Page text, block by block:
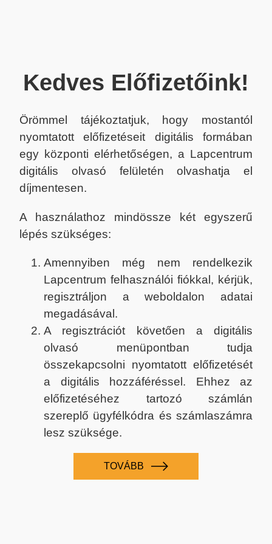
Kedves Előfizetőink!
Örömmel tájékoztatjuk, hogy mostantól
nyomtatott előfizetéseit digitális formában
egy központi elérhetőségen, a Lapcentrum
digitális olvasó felületén olvashatja el
díjmentesen.
A használathoz mindössze két egyszerű
lépés szükséges:
Amennyiben még nem rendelkezik
Lapcentrum felhasználói fiókkal, kérjük,
regisztráljon a weboldalon adatai
megadásával.
A regisztrációt követően a digitális
olvasó menüpontban tudja
összekapcsolni nyomtatott előfizetését
a digitális hozzáféréssel. Ehhez az
előfizetéséhez tartozó számlán
szereplő ügyfélkódra és számlaszámra
lesz szüksége.
TOVÁBB